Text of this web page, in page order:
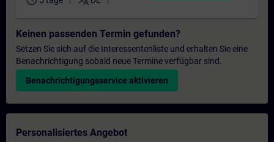
Keinen passenden Termin gefunden?
Setzen Sie sich auf die Interessentenliste und erhalten Sie eine
Benachrichtigung sobald neue Termine verfügbar sind.
Benachrichtigungsservice aktivieren
Personalisiertes Angebot